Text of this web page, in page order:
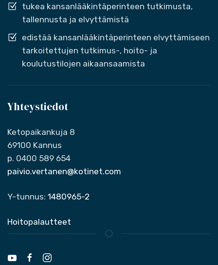
tukea kansanlääkintäperinteen tutkimusta,
tallennusta ja elvyttämistä
edistää kansanlääkintäperinteen elvyttämiseen
tarkoitettujen tutkimus-, hoito- ja
koulutustilojen aikaansaamista
Yhteystiedot
Ketopaikankuja 8
69100 Kannus
p. 0400 589 654
paivio.vertanen@kotinet.com
Y-tunnus: 1480965-2
Hoitopalautteet